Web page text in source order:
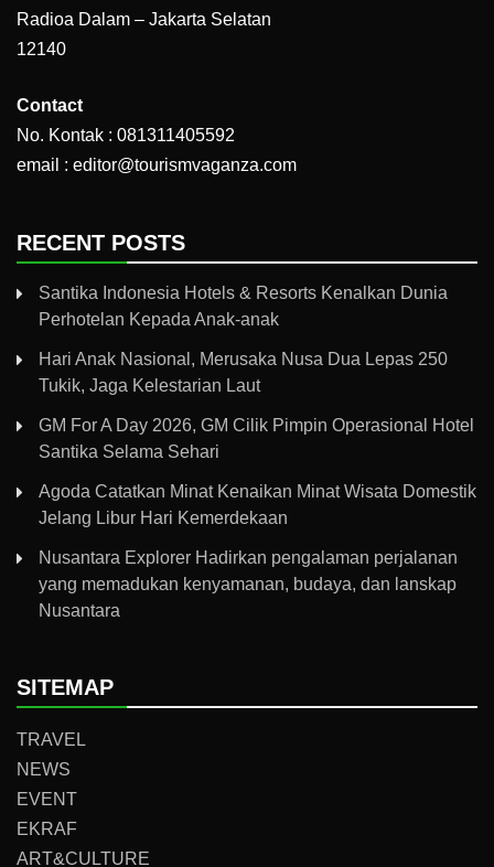
Radioa Dalam – Jakarta Selatan
12140
Contact
No. Kontak : 081311405592
email : editor@tourismvaganza.com
RECENT POSTS
Santika Indonesia Hotels & Resorts Kenalkan Dunia
Perhotelan Kepada Anak-anak
Hari Anak Nasional, Merusaka Nusa Dua Lepas 250
Tukik, Jaga Kelestarian Laut
GM For A Day 2026, GM Cilik Pimpin Operasional Hotel
Santika Selama Sehari
Agoda Catatkan Minat Kenaikan Minat Wisata Domestik
Jelang Libur Hari Kemerdekaan
Nusantara Explorer Hadirkan pengalaman perjalanan
yang memadukan kenyamanan, budaya, dan lanskap
Nusantara
SITEMAP
TRAVEL
NEWS
EVENT
EKRAF
ART&CULTURE